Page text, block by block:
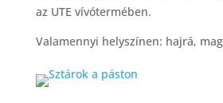
az UTE vívótermében.
Valamennyi helyszínen: hajrá,